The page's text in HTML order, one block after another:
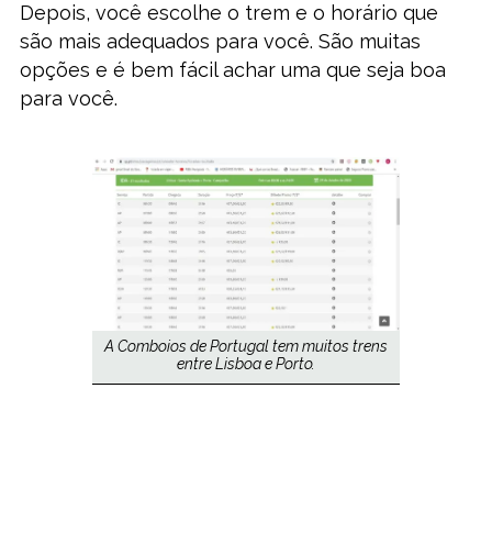
Depois, você escolhe o trem e o horário que
são mais adequados para você. São muitas
opções e é bem fácil achar uma que seja boa
para você.
A Comboios de Portugal tem muitos trens
entre Lisboa e Porto.